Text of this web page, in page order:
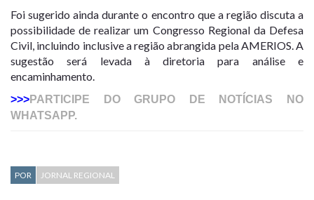
Foi sugerido ainda durante o encontro que a região discuta a
possibilidade de realizar um Congresso Regional da Defesa
Civil, incluindo inclusive a região abrangida pela AMERIOS. A
sugestão será levada à diretoria para análise e
encaminhamento.
>>>PARTICIPE DO GRUPO DE NOTÍCIAS NO
WHATSAPP.
POR JORNAL REGIONAL